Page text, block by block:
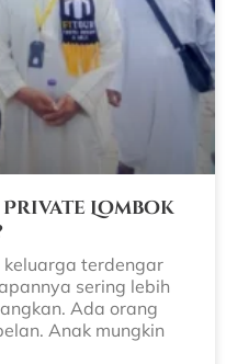
Lombok
terdengar
sering lebih
Ada orang
Anak mungkin